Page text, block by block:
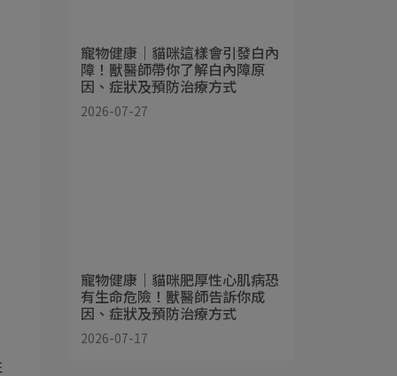
寵物健康｜貓咪這樣會引發白內
障！獸醫師帶你了解白內障原
因、症狀及預防治療方式
2026-07-27
寵物健康｜貓咪肥厚性心肌病恐
有生命危險！獸醫師告訴你成
因、症狀及預防治療方式
2026-07-17